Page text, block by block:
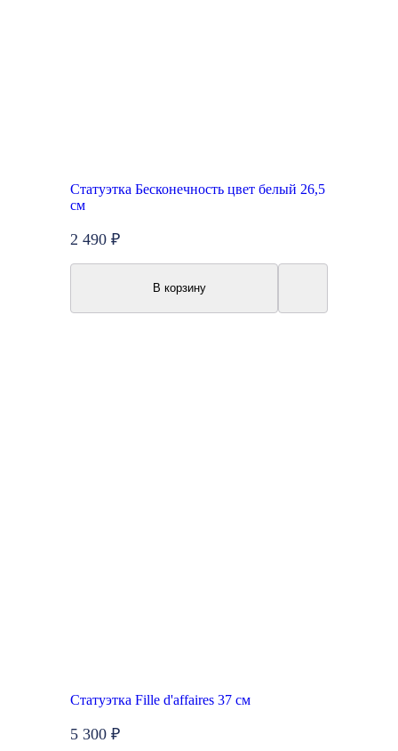
Статуэтка Бесконечность цвет белый 26,5
см
2 490 ₽
В корзину
Статуэтка Fille d'affaires 37 см
5 300 ₽